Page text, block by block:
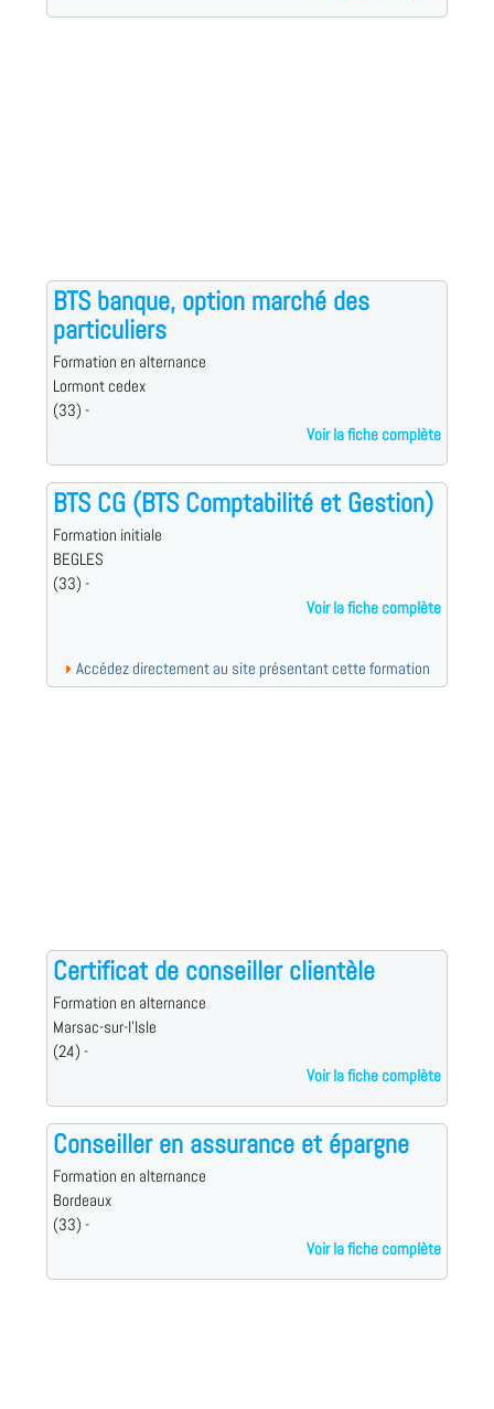
BTS banque, option marché des
particuliers
Formation en alternance
Lormont cedex
(33) -
Voir la fiche complète
BTS CG (BTS Comptabilité et Gestion)
Formation initiale
BEGLES
(33) -
Voir la fiche complète
Accédez directement au site présentant cette formation
Certificat de conseiller clientèle
Formation en alternance
Marsac-sur-l'Isle
(24) -
Voir la fiche complète
Conseiller en assurance et épargne
Formation en alternance
Bordeaux
(33) -
Voir la fiche complète